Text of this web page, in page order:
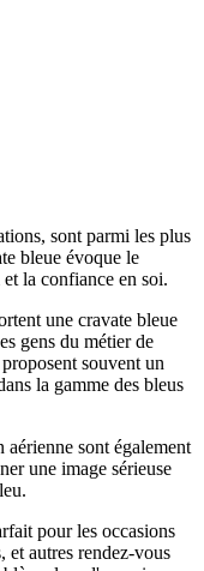
sont parmi les plus
bleue évoque le
la confiance en soi.
une cravate bleue
gens du métier de
souvent un
la gamme des bleus
sont également
une image sérieuse
pour les occasions
et autres rendez-vous